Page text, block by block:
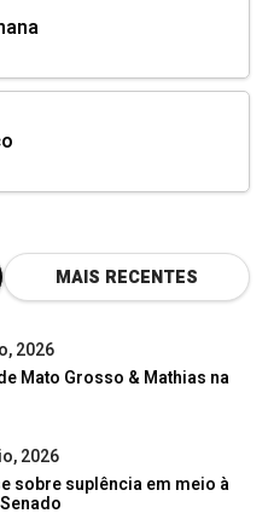
MAIS RECENTES
2026
Mato Grosso & Mathias na
2026
sobre suplência em meio à